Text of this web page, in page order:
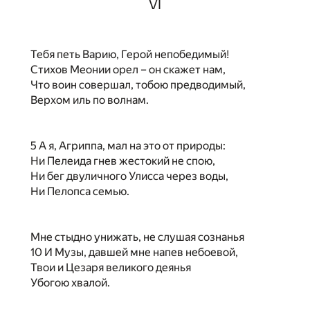
VI
Тебя петь Варию, Герой непобедимый!
Стихов Меонии орел – он скажет нам,
Что воин совершал, тобою предводимый,
Верхом иль по волнам.
5 А я, Агриппа, мал на это от природы:
Ни Пелеида гнев жестокий не спою,
Ни бег двуличного Улисса через воды,
Ни Пелопса семью.
Мне стыдно унижать, не слушая сознанья
10 И Музы, давшей мне напев небоевой,
Твои и Цезаря великого деянья
Убогою хвалой.